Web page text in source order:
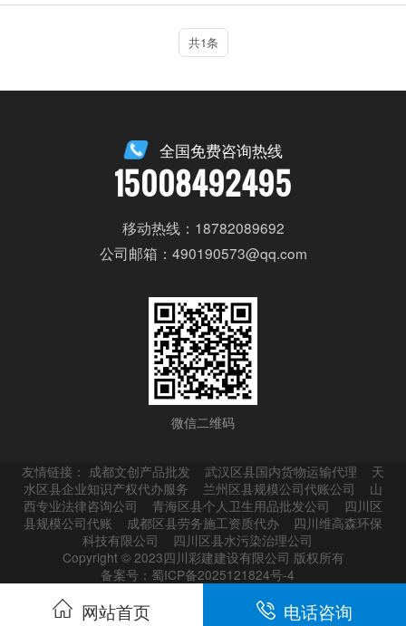
共1条
全国免费咨询热线
15008492495
移动热线：18782089692
公司邮箱：490190573@qq.com
微信二维码
友情链接： 成都文创产品批发 武汉区县国内货物运输代理
天
水区县企业知识产权代办服务
兰州区县规模公司代账公司
山
西专业法律咨询公司
青海区县个人卫生用品批发公司
四川区
县规模公司代账
成都区县劳务施工资质代办
四川维高森环保
科技有限公司
四川区县水污染治理公司
Copyright © 2023四川彩建建设有限公司 版权所有
备案号：蜀ICP备2025121824号-4
网站首页 电话咨询